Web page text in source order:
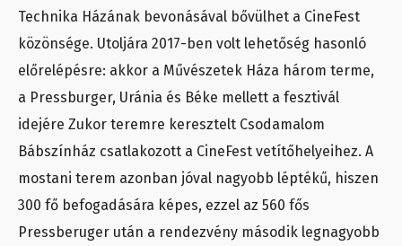
Technika Házának bevonásával bővülhet a CineFest
közönsége. Utoljára 2017-ben volt lehetőség hasonló
előrelépésre: akkor a Művészetek Háza három terme,
a Pressburger, Uránia és Béke mellett a fesztivál
idejére Zukor teremre keresztelt Csodamalom
Bábszínház csatlakozott a CineFest vetítőhelyeihez. A
mostani terem azonban jóval nagyobb léptékű, hiszen
300 fő befogadására képes, ezzel az 560 fős
Pressberuger után a rendezvény második legnagyobb